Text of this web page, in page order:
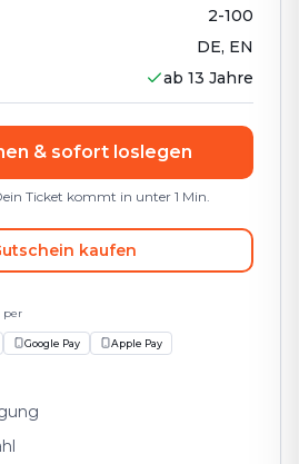
2-100
DE, EN
ab 13 Jahre
& sofort loslegen
Ticket kommt in unter 1 Min.
kaufen
per
Google Pay Apple Pay